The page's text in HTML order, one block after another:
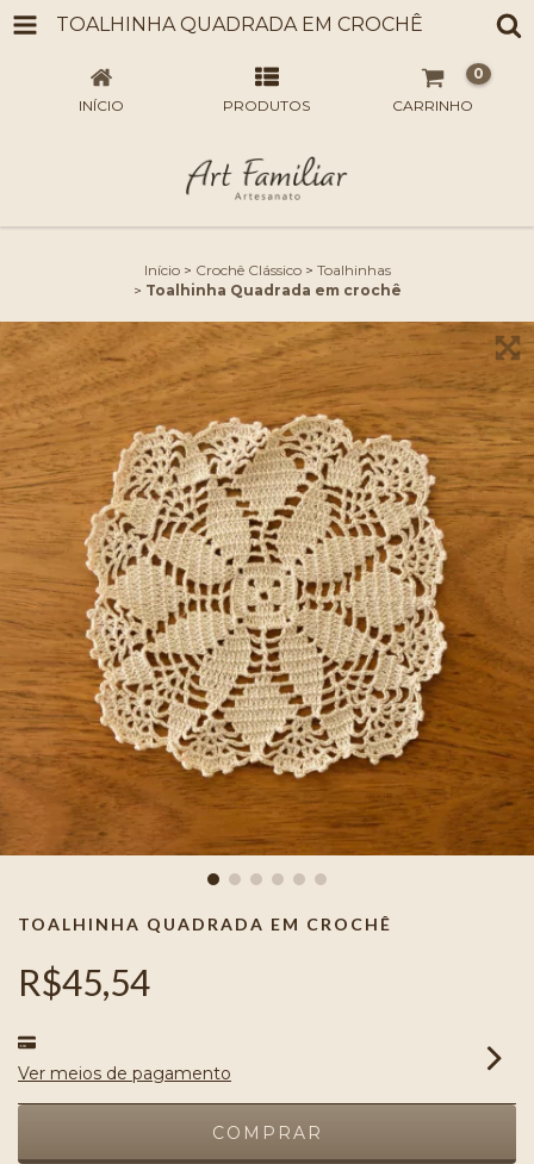
TOALHINHA QUADRADA EM CROCHÊ
INÍCIO PRODUTOS CARRINHO
0
Início > Crochê Clássico > Toalhinhas
> Toalhinha Quadrada em crochê
TOALHINHA QUADRADA EM CROCHÊ
R$45,54
Ver meios de pagamento